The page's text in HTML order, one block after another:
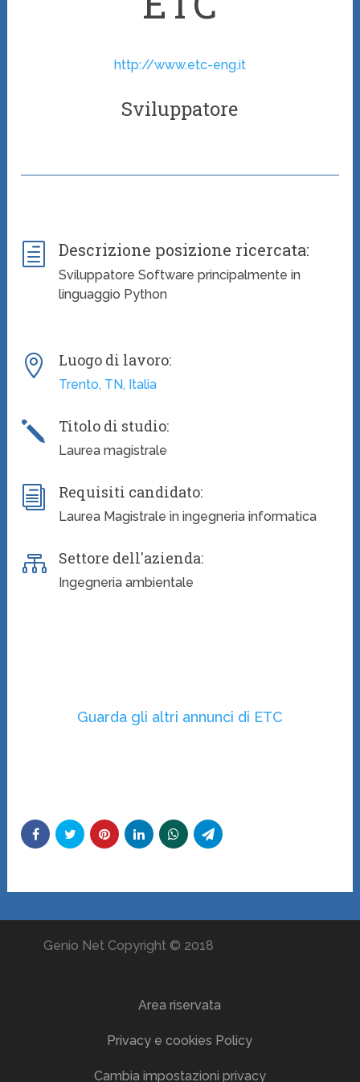
http://www.etc-eng.it
Sviluppatore
h Descrizione posizione ricercata:
Sviluppatore Software principalmente in
linguaggio Python
 Luogo di lavoro:
Trento, TN, Italia
j Titolo di studio:
Laurea magistrale
i Requisiti candidato:
Laurea Magistrale in ingegneria informatica
 Settore dell'azienda:
Ingegneria ambientale
Guarda gli altri annunci di ETC
Genio Net Copyright © 2018
Area riservata
Privacy e cookies Policy
Cambia impostazioni privacy